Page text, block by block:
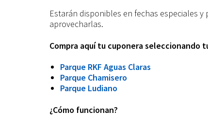
Estarán disponibles en fechas especiales
aprovecharlas.
Compra aquí tu cuponera seleccionando
Parque RKF Aguas Claras
Parque Chamisero
Parque Ludiano
¿Cómo funcionan?